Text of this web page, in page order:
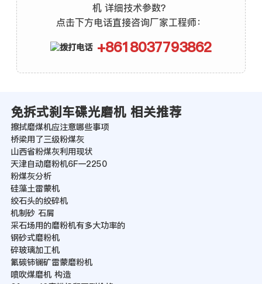
机 详细技术参数？
点击下方电话直接咨询厂家工程师：
+8618037793862
免拆式刹车碟光磨机 相关推荐
擦拭磨煤机应注意哪些事项
桥梁用了三级粉煤灰
山西省粉煤灰利用现状
天津自动磨粉机6F一2250
粉煤灰分析
硅藻土雷蒙机
绞石头的绞碎机
机制砂 石屑
采石场用的磨粉机有多大功率的
钢砂式磨粉机
碎玻璃加工机
氟碳铈镧矿雷蒙磨粉机
喷吹煤磨机 构造